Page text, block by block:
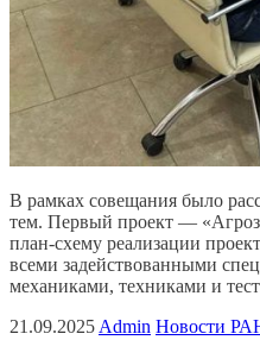
В рамках совещания было
тем. Первый проект —
план-схему реализации
всеми задействованными
механиками, техниками и
21.09.2025 Admin Новости